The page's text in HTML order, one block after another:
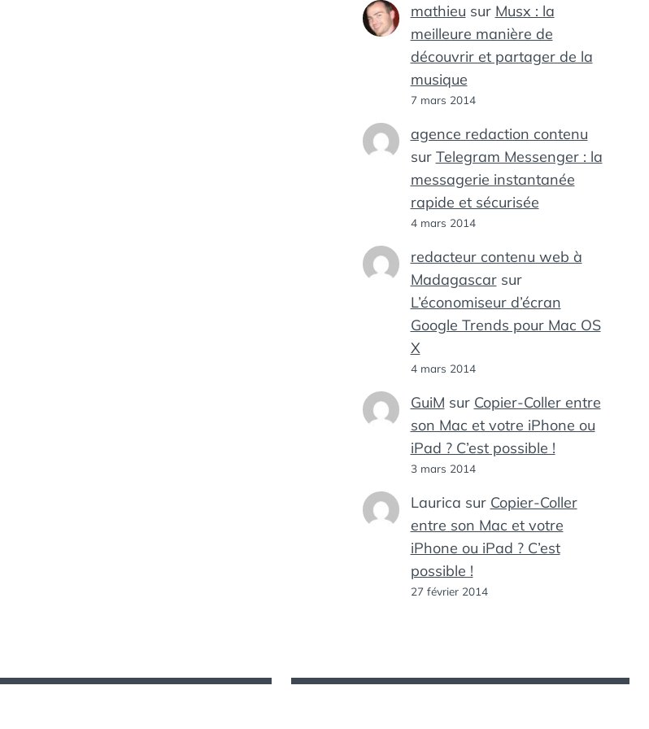
mathieu sur Musx : la
meilleure manière de
découvrir et partager de la
musique
7 mars 2014
agence redaction contenu
sur Telegram Messenger : la
messagerie instantanée
rapide et sécurisée
4 mars 2014
redacteur contenu web à
Madagascarsur
L’économiseur d’écran
Google Trends pour Mac OS
X
4 mars 2014
GuiM sur Copier-Coller entre
son Mac et votre iPhone ou
iPad ? C’est possible !
3 mars 2014
Laurica sur Copier-Coller
entre son Mac et votre
iPhone ou iPad ? C’est
possible !
27 février 2014